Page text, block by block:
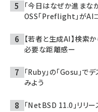
「今日はなぜか進まな
OSS「Preflight」がAI
【若者と生成AI】検索
必要な距離感ー
「Ruby」の「Gosu」で
みよう
「NetBSD 11.0」リリ